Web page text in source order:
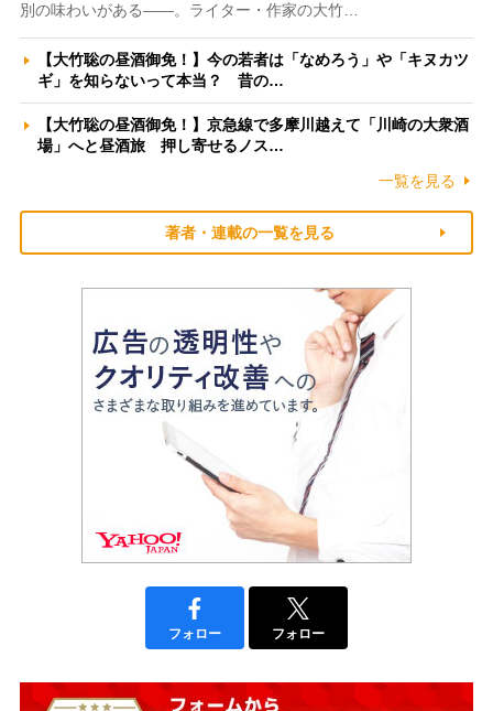
別の味わいがある――。ライター・作家の大竹…
【大竹聡の昼酒御免！】今の若者は「なめろう」や「キヌカツ
ギ」を知らないって本当？ 昔の…
【大竹聡の昼酒御免！】京急線で多摩川越えて「川崎の大衆酒
場」へと昼酒旅 押し寄せるノス…
一覧を見る
著者・連載の一覧を見る
フォロー フォロー